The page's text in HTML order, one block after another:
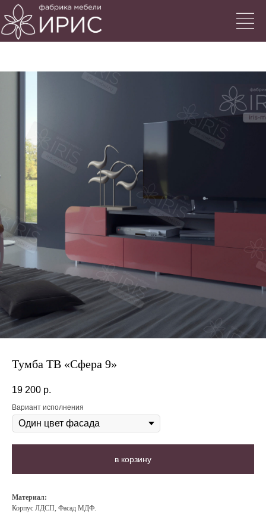
Тумба ТВ «Сфера 9»
19 200 р.
Вариант исполнения
в корзину
Материал:
Корпус ЛДСП, Фасад МДФ.